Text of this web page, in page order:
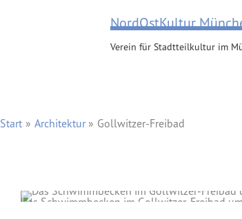
NordOstKultur
Verein für Stadtteilkultur im
Start Architektur Gollwitzer-Freibad
Das Schwimmbecken im Gollwitzer-Freibad